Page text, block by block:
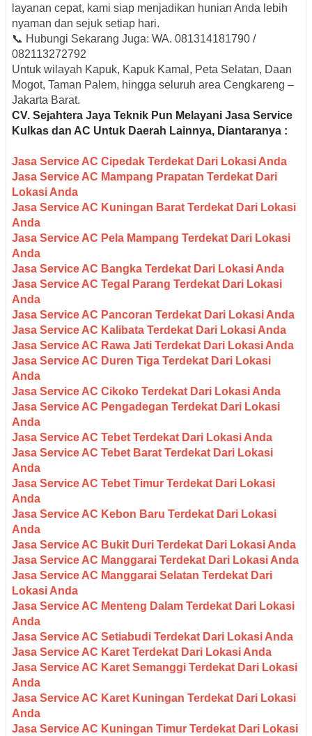
layanan cepat, kami siap menjadikan hunian Anda lebih
nyaman dan sejuk setiap hari.
📞 Hubungi Sekarang Juga: WA. 081314181790 /
082113272792
Untuk wilayah Kapuk, Kapuk Kamal, Peta Selatan, Daan
Mogot, Taman Palem, hingga seluruh area Cengkareng –
Jakarta Barat.
CV. Sejahtera Jaya Teknik Pun Melayani Jasa Service
Kulkas dan AC Untuk Daerah Lainnya, Diantaranya :
Jasa Service AC Cipedak Terdekat Dari Lokasi Anda
Jasa Service AC Mampang Prapatan Terdekat Dari
Lokasi Anda
Jasa Service AC Kuningan Barat Terdekat Dari Lokasi
Anda
Jasa Service AC Pela Mampang Terdekat Dari Lokasi
Anda
Jasa Service AC Bangka Terdekat Dari Lokasi Anda
Jasa Service AC Tegal Parang Terdekat Dari Lokasi
Anda
Jasa Service AC Pancoran Terdekat Dari Lokasi Anda
Jasa Service AC Kalibata Terdekat Dari Lokasi Anda
Jasa Service AC Rawa Jati Terdekat Dari Lokasi Anda
Jasa Service AC Duren Tiga Terdekat Dari Lokasi
Anda
Jasa Service AC Cikoko Terdekat Dari Lokasi Anda
Jasa Service AC Pengadegan Terdekat Dari Lokasi
Anda
Jasa Service AC Tebet Terdekat Dari Lokasi Anda
Jasa Service AC Tebet Barat Terdekat Dari Lokasi
Anda
Jasa Service AC Tebet Timur Terdekat Dari Lokasi
Anda
Jasa Service AC Kebon Baru Terdekat Dari Lokasi
Anda
Jasa Service AC Bukit Duri Terdekat Dari Lokasi Anda
Jasa Service AC Manggarai Terdekat Dari Lokasi Anda
Jasa Service AC Manggarai Selatan Terdekat Dari
Lokasi Anda
Jasa Service AC Menteng Dalam Terdekat Dari Lokasi
Anda
Jasa Service AC Setiabudi Terdekat Dari Lokasi Anda
Jasa Service AC Karet Terdekat Dari Lokasi Anda
Jasa Service AC Karet Semanggi Terdekat Dari Lokasi
Anda
Jasa Service AC Karet Kuningan Terdekat Dari Lokasi
Anda
Jasa Service AC Kuningan Timur Terdekat Dari Lokasi